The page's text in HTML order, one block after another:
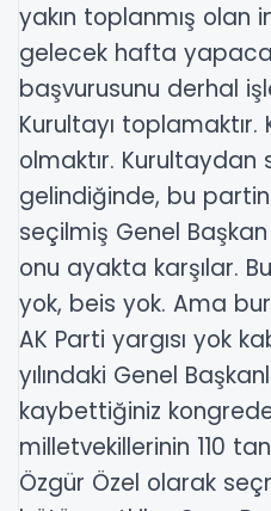
yakın toplanmış olan
gelecek hafta
başvurusunu derhal
Kurultayı
olmaktır.
gelindiğinde, bu
seçilmiş Genel
onu ayakta karşılar.
yok, beis yok. Ama
AK Parti yargısı yok
yılındaki Genel
kaybettiğiniz
milletvekillerinin 110
Özgür Özel olarak